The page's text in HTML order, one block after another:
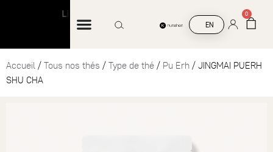
Livraison offerte à partir de 45 € d’achat
EN
0
Accueil / Tous nos thés / Type de thé / Pu Erh / JINGMAI PUERH
SHU CHA